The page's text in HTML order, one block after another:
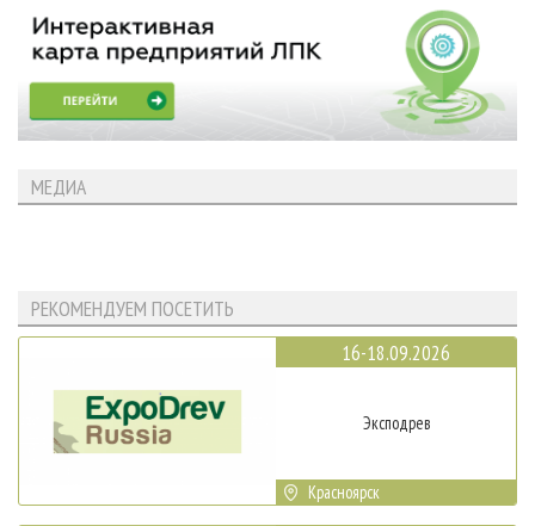
МЕДИА
РЕКОМЕНДУЕМ ПОСЕТИТЬ
16-18.09.2026
Эксподрев
Красноярск